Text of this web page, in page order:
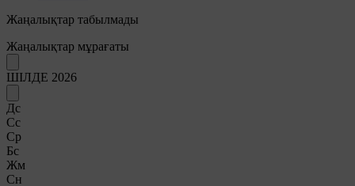
Жаңалықтар табылмады
Жаңалықтар мұрағаты
ШІЛДЕ 2026
Дс
Сс
Ср
Бс
Жм
Сн